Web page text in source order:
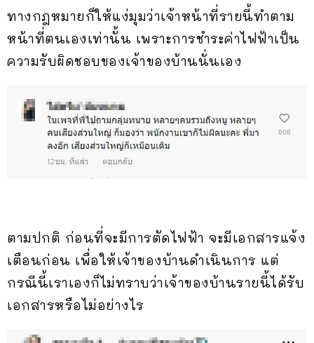
ทางกฎหมายก็ให้แง่มุมว่าเจ้าหน้าที่รายนี้ทำตาม
หน้าที่ตนเองเท่านั้น เพราะการชำระค่าไฟฟ้าเป็น
ความรับผิดชอบของเจ้าของบ้านนั่นเอง
ตามปกติ ก่อนที่จะมีการตัดไฟฟ้า จะมีเอกสารแจ้ง
เตือนก่อน เพื่อให้เจ้าของบ้านดำเนินการ แต่
กรณีนี้เราเองก็ไม่ทราบว่าเจ้าของบ้านรายนี้ได้รับ
เอกสารหรือไม่อย่างไร